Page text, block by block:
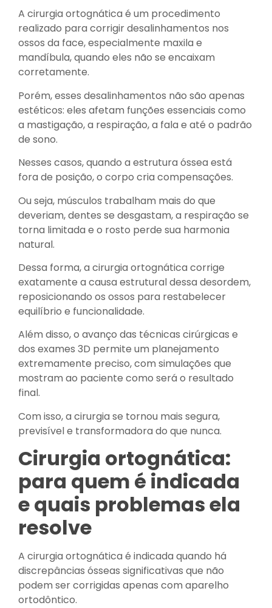
A cirurgia ortognática é um procedimento
realizado para corrigir desalinhamentos nos
ossos da face, especialmente maxila e
mandíbula, quando eles não se encaixam
corretamente.
Porém, esses desalinhamentos não são apenas
estéticos: eles afetam funções essenciais como
a mastigação, a respiração, a fala e até o padrão
de sono.
Nesses casos, quando a estrutura óssea está
fora de posição, o corpo cria compensações.
Ou seja, músculos trabalham mais do que
deveriam, dentes se desgastam, a respiração se
torna limitada e o rosto perde sua harmonia
natural.
Dessa forma, a cirurgia ortognática corrige
exatamente a causa estrutural dessa desordem,
reposicionando os ossos para restabelecer
equilíbrio e funcionalidade.
Além disso, o avanço das técnicas cirúrgicas e
dos exames 3D permite um planejamento
extremamente preciso, com simulações que
mostram ao paciente como será o resultado
final.
Com isso, a cirurgia se tornou mais segura,
previsível e transformadora do que nunca.
Cirurgia ortognática:
para quem é indicada
e quais problemas ela
resolve
A cirurgia ortognática é indicada quando há
discrepâncias ósseas significativas que não
podem ser corrigidas apenas com aparelho
ortodôntico.